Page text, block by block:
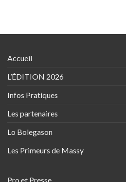
Accueil
L’ÉDITION 2026
Infos Pratiques
Les partenaires
Lo Bolegason
Les Primeurs de Massy
Pro et Presse